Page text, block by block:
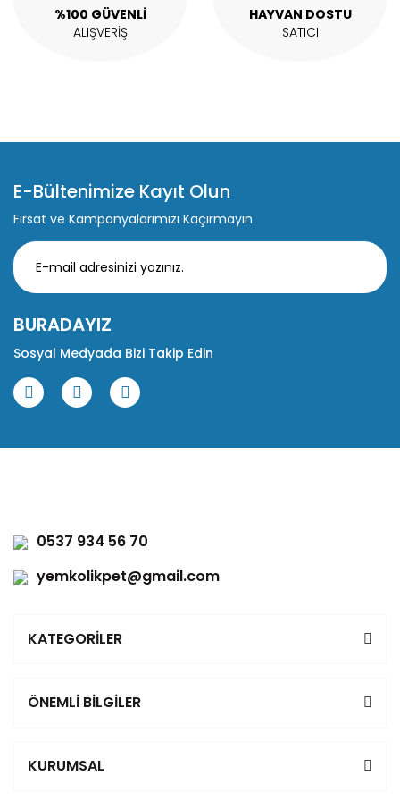
%100 GÜVENLİ
ALIŞVERİŞ
HAYVAN DOSTU
SATICI
E-Bültenimize Kayıt Olun
Fırsat ve Kampanyalarımızı Kaçırmayın
BURADAYIZ
Sosyal Medyada Bizi Takip Edin
0537 934 56 70
yemkolikpet@gmail.com
KATEGORİLER
ÖNEMLİ BİLGİLER
KURUMSAL